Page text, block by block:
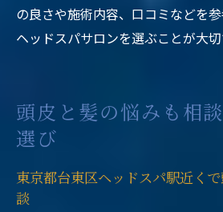
の良さや施術内容、口コミなどを
ヘッドスパサロンを選ぶことが大切
頭皮と髪の悩みも相
選び
東京都台東区ヘッドスパ駅近く
談